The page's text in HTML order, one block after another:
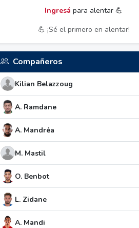
Ingresá para alentar 💪
💪 ¡Sé el primero en alentar!
Compañeros
Kilian Belazzoug
A. Ramdane
A. Mandréa
M. Mastil
O. Benbot
L. Zidane
A. Mandi